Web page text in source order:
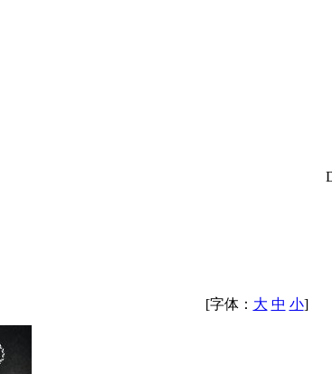
[字体： 大 中 小]